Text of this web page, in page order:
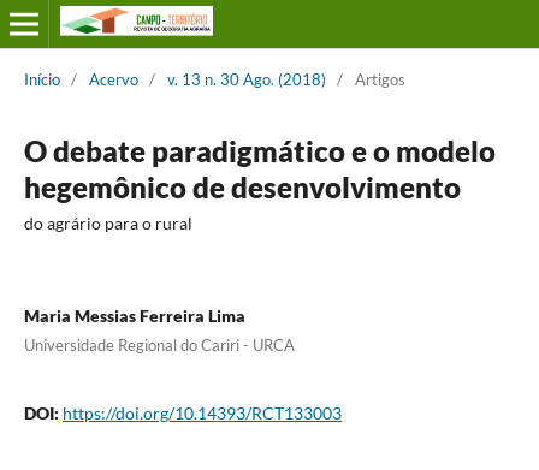
Início / Acervo / v. 13 n. 30 Ago. (2018) / Artigos
O debate paradigmático e o modelo
hegemônico de desenvolvimento
do agrário para o rural
Maria Messias Ferreira Lima
Universidade Regional do Cariri - URCA
DOI: https://doi.org/10.14393/RCT133003